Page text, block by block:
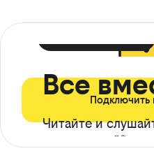
Все
Читайте и
ограничений*
Подключить